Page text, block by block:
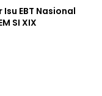
EBT Nasional
SI XIX